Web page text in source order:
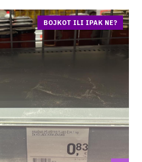
BOJKOT ILI IPAK NE?